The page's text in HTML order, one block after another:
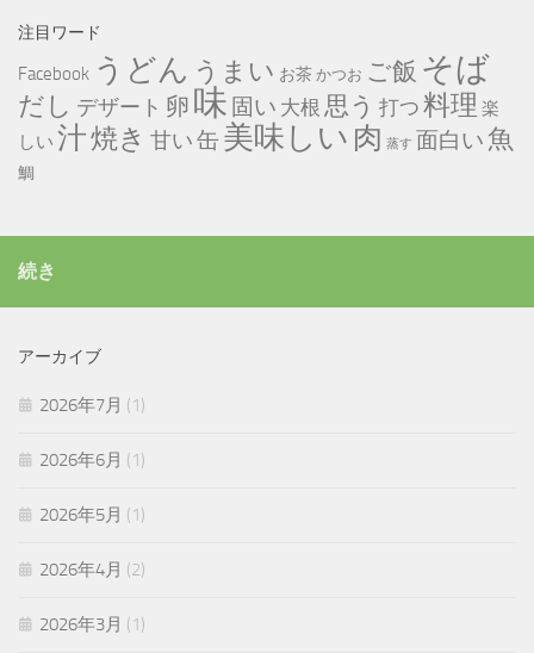
注目ワード
Facebook うどん うまい お茶 かつお ご飯 そば
だし デザート 卵 味 固い 大根 思う 打つ 料理 楽
しい 汁焼き 甘い缶美味しい 肉 蒸す 面白い 魚
鯛
続き
アーカイブ
2026年7月 (1)
2026年6月 (1)
2026年5月 (1)
2026年4月 (2)
2026年3月 (1)